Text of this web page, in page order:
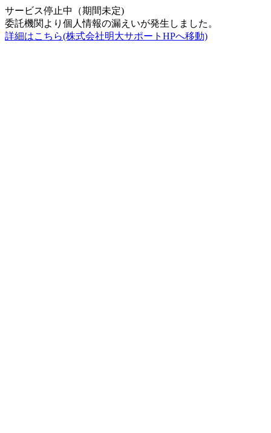
サービス停止中（期間未定)
委託機関より個人情報の漏えいが発生しました。
詳細はこちら(株式会社明大サポートHPへ移動)